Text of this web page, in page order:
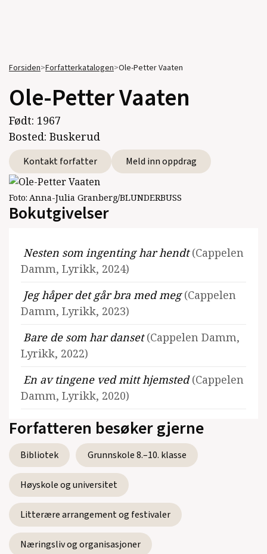
Forsiden>Forfatterkatalogen>Ole-Petter Vaaten
Ole-Petter Vaaten
Født: 1967
Bosted: Buskerud
Kontakt forfatter Meld inn oppdrag
Foto: Anna-Julia Granberg/BLUNDERBUSS
Bokutgivelser
Nesten som ingenting har hendt(Cappelen
Damm, Lyrikk, 2024)
Jeg håper det går bra med meg(Cappelen
Damm, Lyrikk, 2023)
Bare de som har danset(Cappelen Damm,
Lyrikk, 2022)
En av tingene ved mitt hjemsted(Cappelen
Damm, Lyrikk, 2020)
Se alle utgivelser
Forfatteren besøker gjerne
Bibliotek Grunnskole 8.–10. klasse
Høyskole og universitet
Litterære arrangement og festivaler
Næringsliv og organisasjoner